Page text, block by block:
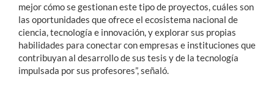
mejor cómo se gestionan este tipo de proyectos, cuáles son
las oportunidades que ofrece el ecosistema nacional de
ciencia, tecnología e innovación, y explorar sus propias
habilidades para conectar con empresas e instituciones que
contribuyan al desarrollo de sus tesis y de la tecnología
impulsada por sus profesores”, señaló.